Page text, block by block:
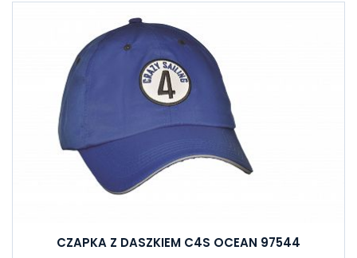
CZAPKA Z DASZKIEM C4S OCEAN 97544